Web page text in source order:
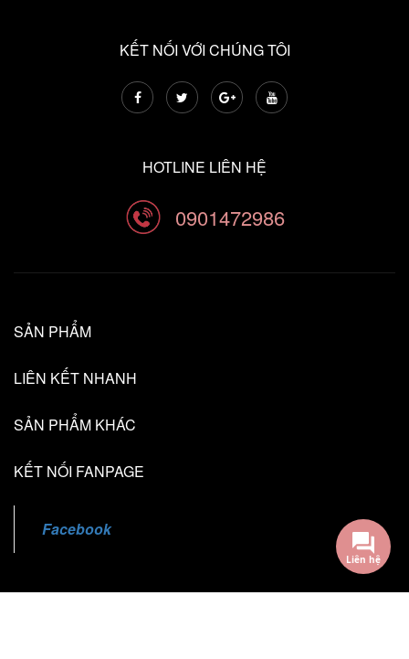
KẾT NỐI VỚI CHÚNG TÔI
HOTLINE LIÊN HỆ
0901472986
SẢN PHẨM
LIÊN KẾT NHANH
SẢN PHẨM KHÁC
KẾT NỐI FANPAGE
Facebook
Liên hệ